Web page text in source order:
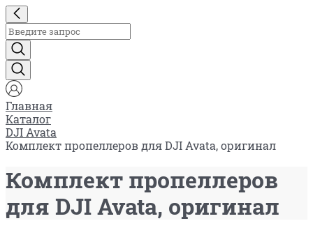
Главная
Каталог
DJI Avata
Комплект пропеллеров для DJI Avata, оригинал
Комплект пропеллеров
для DJI Avata, оригинал